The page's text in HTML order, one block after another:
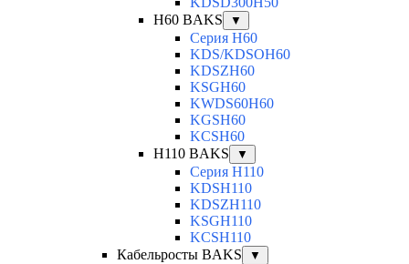
H60 BAKS
▼
Серия H60
KDS/KDSOH60
KDSZH60
KSGH60
KWDS60H60
KGSH60
KCSH60
H110 BAKS
▼
Серия H110
KDSH110
KDSZH110
KSGH110
KCSH110
Кабельросты BAKS
▼